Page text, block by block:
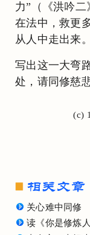
力”（《洪吟
在法中，救更
从人中走出来
写出这一大弯
处，请同修慈
(c)
关心难中同修
读《你是修炼